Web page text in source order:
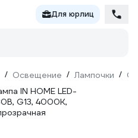
Для юрлиц
/ Освещение / Лампочки /